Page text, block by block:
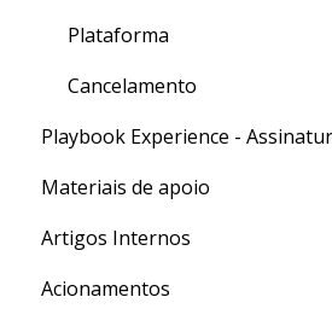
Plataforma
Cancelamento
Playbook Experience -
Processos
Materiais de apoio
Para o seu Intercâmbio
Artigos Internos
Acionamentos